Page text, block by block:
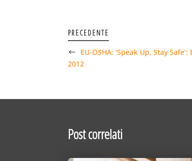
PRECEDENTE
EU-OSHA: ‘Speak Up, Stay
2012
Post correlati